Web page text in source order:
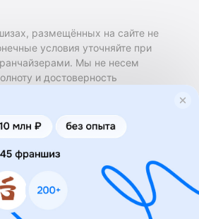
размещённых на сайте не
условия уточняйте при
Мы не несем
и достоверность
договоров
(франчайзинга) осуществляется
представителями. Бизнесменс.ру
или представителем
несет ответственность за условия
и действия лиц,
информации, имеющейся